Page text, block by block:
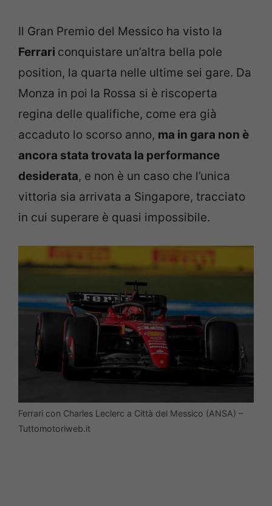
Il Gran Premio del Messico ha visto la
Ferrari conquistare un’altra bella pole
position, la quarta nelle ultime sei gare. Da
Monza in poi la Rossa si è riscoperta
regina delle qualifiche, come era già
accaduto lo scorso anno, ma in gara non è
ancora stata trovata la performance
desiderata, e non è un caso che l’unica
vittoria sia arrivata a Singapore, tracciato
in cui superare è quasi impossibile.
Ferrari con Charles Leclerc a Città del Messico (ANSA) –
Tuttomotoriweb.it